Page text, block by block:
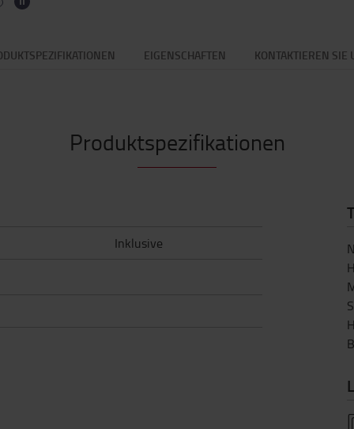
EIGENSCHAFTEN KONTAKTIEREN SIE
Produktspezifikationen
Inklusive